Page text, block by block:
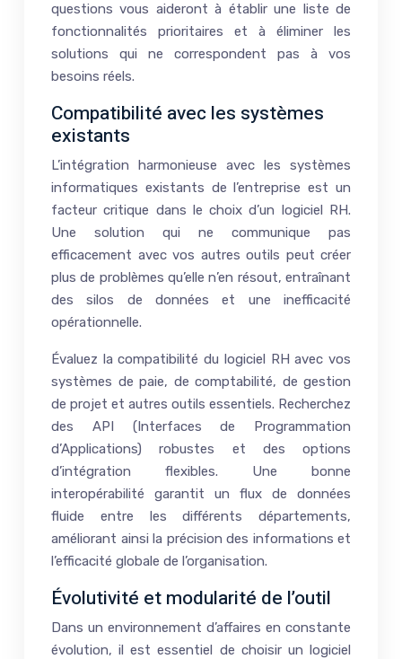
questions vous aideront à établir une liste de
fonctionnalités prioritaires et à éliminer les
solutions qui ne correspondent pas à vos
besoins réels.
Compatibilité avec les systèmes
existants
L’intégration harmonieuse avec les systèmes
informatiques existants de l’entreprise est un
facteur critique dans le choix d’un logiciel RH.
Une solution qui ne communique pas
efficacement avec vos autres outils peut créer
plus de problèmes qu’elle n’en résout, entraînant
des silos de données et une inefficacité
opérationnelle.
Évaluez la compatibilité du logiciel RH avec vos
systèmes de paie, de comptabilité, de gestion
de projet et autres outils essentiels. Recherchez
des API (Interfaces de Programmation
d’Applications) robustes et des options
d’intégration flexibles. Une bonne
interopérabilité garantit un flux de données
fluide entre les différents départements,
améliorant ainsi la précision des informations et
l’efficacité globale de l’organisation.
Évolutivité et modularité de l’outil
Dans un environnement d’affaires en constante
évolution, il est essentiel de choisir un logiciel